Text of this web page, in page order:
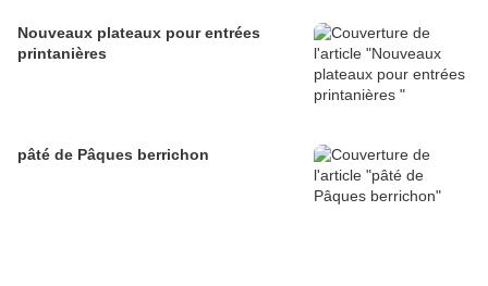
Nouveaux plateaux pour entrées
printanières
pâté de Pâques berrichon